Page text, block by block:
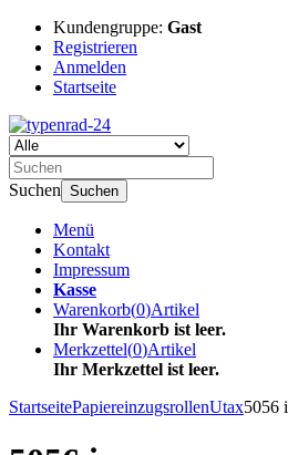
Kundengruppe: Gast
Registrieren
Anmelden
Startseite
Suchen Suchen
Menü
Kontakt
Impressum
Kasse
Warenkorb(0)Artikel
Ihr Warenkorb ist leer.
Merkzettel(0)Artikel
Ihr Merkzettel ist leer.
StartseitePapiereinzugsrollenUtax5056 i